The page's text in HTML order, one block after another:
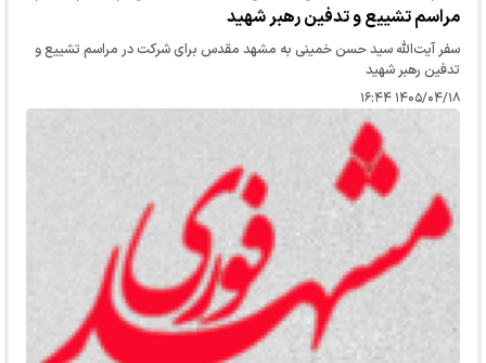
مراسم تشییع و تدفین رهبر شهید
سفر آیت‌الله سید حسن خمینی به مشهد مقدس برای شرکت در مراسم تشییع و
تدفین رهبر شهید
۱۴۰۵/۰۴/۱۸ ۱۶:۴۴